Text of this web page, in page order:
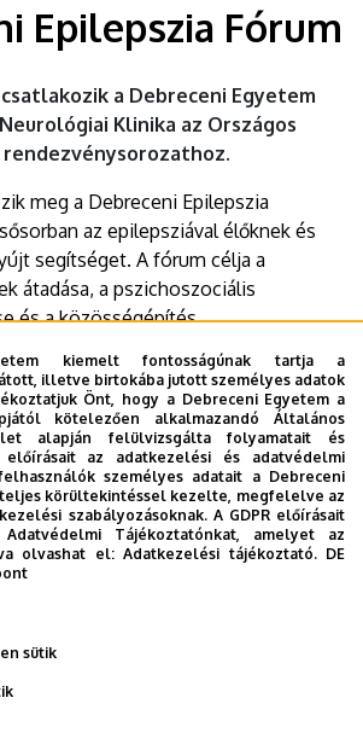
Epilepszia Fórum
a Debreceni Egyetem
Klinika az Országos
rendezvénysorozathoz.
meg a Debreceni Epilepszia
az epilepsziával élőknek és
segítséget. A fórum célja a
átadása, a pszichoszociális
és a közösségépítés.
30., szombat 8.30-12 óra
Egyetem Klinikai Központ
4.emeleti előadó (Auguszta telep
(76.35 KB)
09:27
kiemelt fontosságúnak tartja a
illetve birtokába jutott személyes adatok
Önt, hogy a Debreceni Egyetem a
kötelezően alkalmazandó Általános
alapján felülvizsgálta folyamatait és
az adatkezelési és adatvédelmi
személyes adatait a Debreceni
teljes körültekintéssel kezelte, megfelelve az
szabályozásoknak. A GDPR előírásait
Tájékoztatónkat, amelyet az
olvashat el:Adatkezelési tájékoztató. DE
sütik